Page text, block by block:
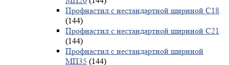
Профнастил с нестандартной шириной С18
(144)
Профнастил с нестандартной шириной С21
(144)
Профнастил с нестандартной шириной
МП35 (144)